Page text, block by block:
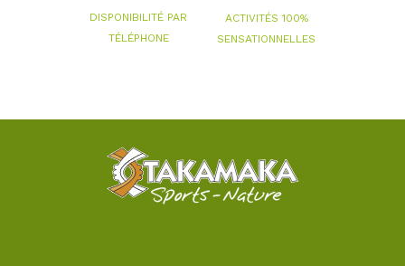
DISPONIBILITÉ PAR
TÉLÉPHONE
ACTIVITÉS 100%
SENSATIONNELLES